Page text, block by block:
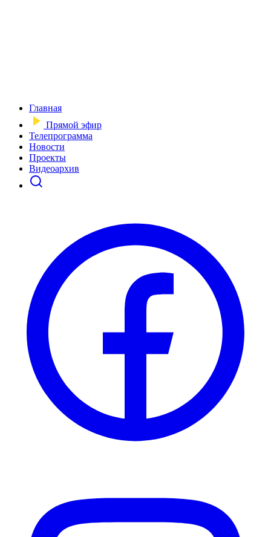
Главная
Прямой эфир
Телепрограмма
Новости
Проекты
Видеоархив